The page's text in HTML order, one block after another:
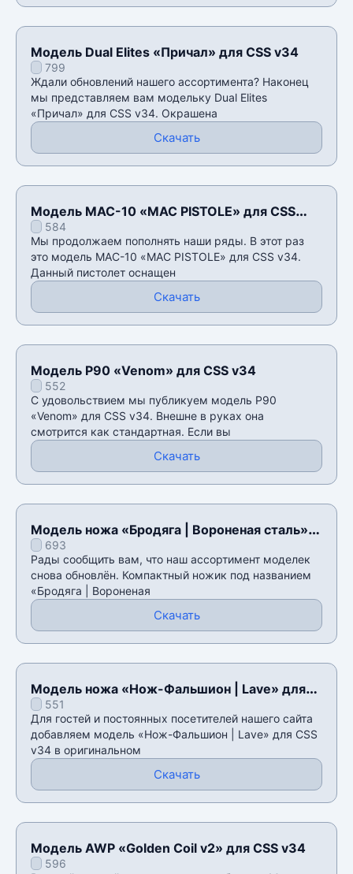
Модель Dual Elites «Причал» для CSS v34
799
Ждали обновлений нашего ассортимента? Наконец
мы представляем вам модельку Dual Elites
«Причал» для CSS v34. Окрашена
Скачать
Модель MAC-10 «MAC PISTOLE» для CSS
v34584
Мы продолжаем пополнять наши ряды. В этот раз
это модель MAC-10 «MAC PISTOLE» для CSS v34.
Данный пистолет оснащен
Скачать
Модель P90 «Venom» для CSS v34
552
С удовольствием мы публикуем модель P90
«Venom» для CSS v34. Внешне в руках она
смотрится как стандартная. Если вы
Скачать
Модель ножа «Бродяга | Вороненая сталь»
для CSS v34
693
Рады сообщить вам, что наш ассортимент моделек
снова обновлён. Компактный ножик под названием
«Бродяга | Вороненая
Скачать
Модель ножа «Нож-Фальшион | Lave» для
CSS v34
551
Для гостей и постоянных посетителей нашего сайта
добавляем модель «Нож-Фальшион | Lave» для CSS
v34 в оригинальном
Скачать
Модель AWP «Golden Coil v2» для CSS v34
596